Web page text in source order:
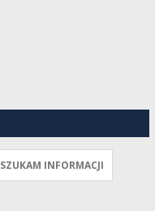
SZUKAM INFORMACJI